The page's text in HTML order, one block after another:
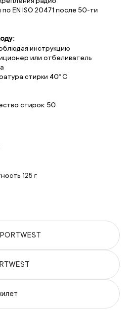
EN ISO 20471 после 50-ти
инструкцию
или отбеливатель
стирки 40º С
стирок: 50
125 г